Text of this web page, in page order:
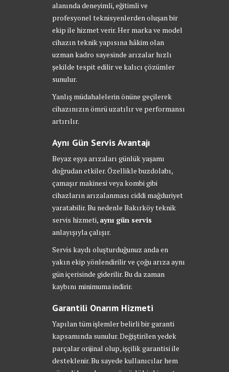
alanında deneyimli, eğitimli ve
profesyonel teknisyenlerden oluşan bir
ekip ile hizmet verir. Her marka ve model
cihazın teknik yapısına hâkim olan
uzman kadro sayesinde arızalar hızlı
şekilde tespit edilir ve kalıcı çözümler
sunulur.
Yanlış müdahalelerin önüne geçilerek
cihazınızın ömrü uzatılır ve performansı
artırılır.
Aynı Gün Servis Avantajı
Beyaz eşya arızaları günlük yaşamı
doğrudan etkiler. Özellikle buzdolabı,
çamaşır makinesi veya kombi gibi
cihazların arızalanması ciddi mağduriyet
yaratabilir. Bu nedenle Bakırköy teknik
servis hizmeti, aynı gün servis
anlayışıyla çalışır.
Servis kaydı oluşturduğunuz anda en
yakın ekip yönlendirilir ve çoğu arıza aynı
gün içerisinde giderilir. Bu da zaman
kaybını minimuma indirir.
Garantili Onarım Hizmeti
Yapılan tüm işlemler belirli bir garanti
kapsamında sunulur. Değiştirilen yedek
parçalar orijinal olup, işçilik garantisi ile
desteklenir. Bu sayede kullanıcılar hem